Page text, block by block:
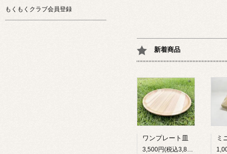
新着商品
ワンプレート皿
3,500円(税込3,850円)
もくもくクラブ会員登録